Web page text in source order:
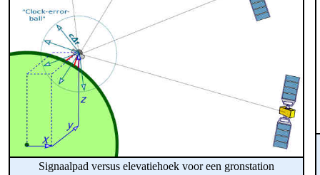
Signaalpad versus elevatiehoek voor een gronstation